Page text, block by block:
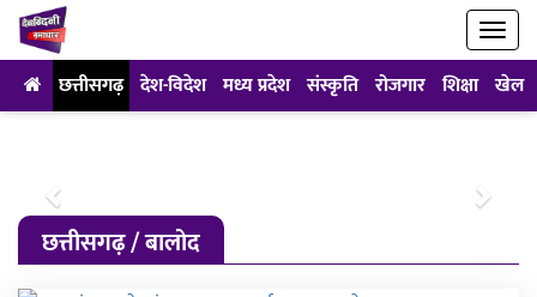
छत्तीसगढ़ देश-विदेश मध्य प्रदेश संस्कृति रोजगार शिक्षा खेल
Previous Next
छत्तीसगढ़ / बालोद